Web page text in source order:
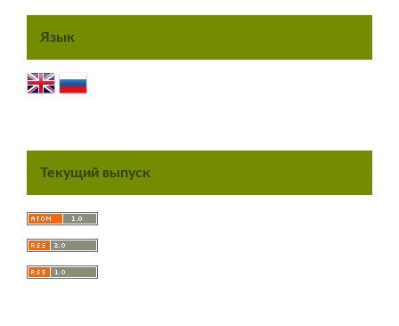
Язык
Текущий выпуск